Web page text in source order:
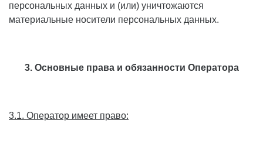
персональных данных и (или) уничтожаются
материальные носители персональных данных.
3. Основные права и обязанности Оператора
3.1. Оператор имеет право: